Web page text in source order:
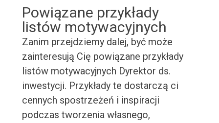
Powiązane przykłady
listów motywacyjnych
Zanim przejdziemy dalej, być może
zainteresują Cię powiązane przykłady
listów motywacyjnych Dyrektor ds.
inwestycji. Przykłady te dostarczą ci
cennych spostrzeżeń i inspiracji
podczas tworzenia własnego,